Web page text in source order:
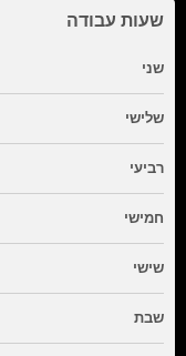
שעות עבודה
שני
שלישי
רביעי
חמישי
שישי
שבת